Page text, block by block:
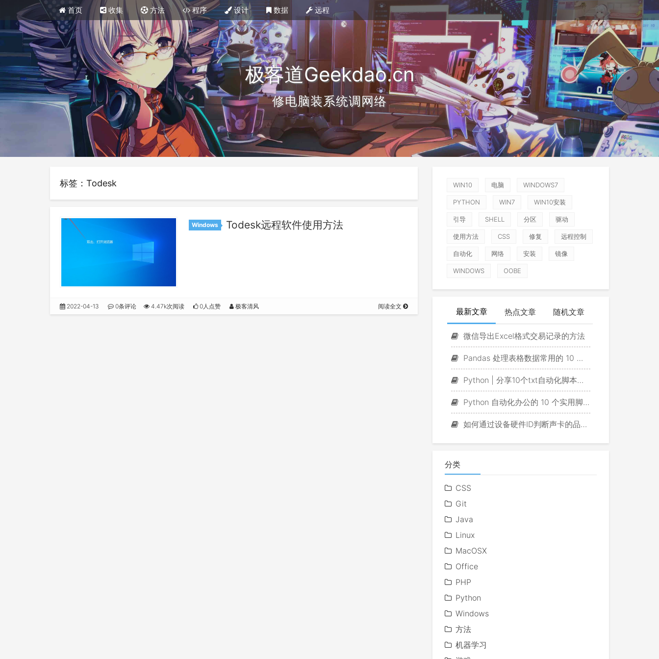
首页 收集 方法 程序 设计 数据 远程
极客道Geekdao.cn
修电脑装系统调网络
标签：Todesk
Windows Todesk远程软件使用方法
2022-04-13 0条评论 4.47k次阅读 0人点赞 极客清风 阅读全文
WIN10 电脑 WINDOWS7
PYTHON WIN7 WIN10安装
引导 SHELL 分区 驱动
使用方法 CSS 修复 远程控制
自动化 网络 安装 镜像
WINDOWS OOBE
最新文章 热点文章 随机文章
微信导出Excel格式交易记录的方法
Pandas 处理表格数据常用的 10 个脚本
Python | 分享10个txt自动化脚本，一定有你用得上的！
Python 自动化办公的 10 个实用脚本
如何通过设备硬件ID判断声卡的品牌及型号
分类
CSS
Git
Java
Linux
MacOSX
Office
PHP
Python
Windows
方法
机器学习